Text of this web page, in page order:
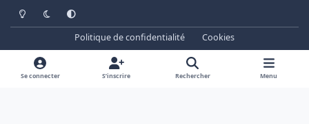
Light ModeDark ModeSystem Preference
Politique de confidentialité
Cookies
www.cheminots.net - Forum Libre depuis 2003
Powered by
Invision Community
Se connecter S’inscrire Rechercher Menu